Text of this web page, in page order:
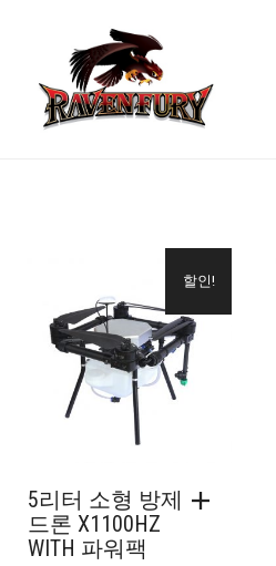
할인!
5리터 소형 방제
드론 X1100HZ
WITH 파워팩